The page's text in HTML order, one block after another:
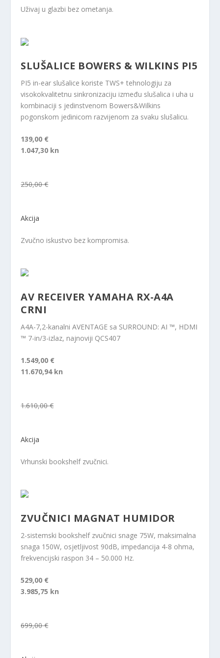
Uživaj u glazbi bez ometanja.
SLUŠALICE BOWERS & WILKINS PI5
PI5 in-ear slušalice koriste TWS+ tehnologiju za
visokokvalitetnu sinkronizaciju između slušalica i uha u
kombinaciji s jedinstvenom Bowers&Wilkins
pogonskom jedinicom razvijenom za svaku slušalicu.
139,00 €
1.047,30 kn
250,00 €
Akcija
Zvučno iskustvo bez kompromisa.
AV RECEIVER YAMAHA RX-A4A
CRNI
A4A-7,2-kanalni AVENTAGE sa SURROUND: AI ™, HDMI
™ 7-in/3-izlaz, najnoviji QCS407
1.549,00 €
11.670,94 kn
1.610,00 €
Akcija
Vrhunski bookshelf zvučnici.
ZVUČNICI MAGNAT HUMIDOR
2-sistemski bookshelf zvučnici snage 75W, maksimalna
snaga 150W, osjetljivost 90dB, impedancija 4-8 ohma,
frekvencijski raspon 34 – 50.000 Hz.
529,00 €
3.985,75 kn
699,00 €